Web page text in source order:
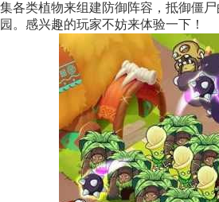
集各类植物来组建防御阵容，抵御僵
园。感兴趣的玩家不妨来体验一下！